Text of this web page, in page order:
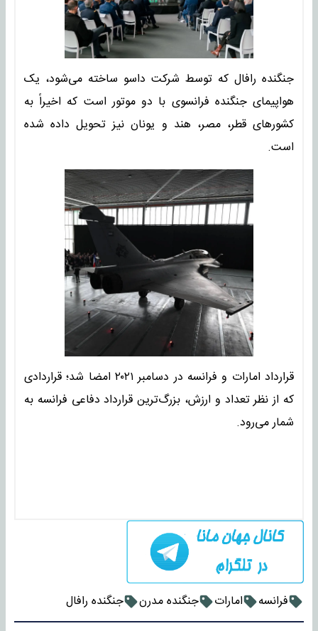
جنگنده رافال که توسط شرکت داسو ساخته می‌شود، یک
هواپیمای جنگنده فرانسوی با دو موتور است که اخیراً به
کشورهای قطر، مصر، هند و یونان نیز تحویل داده شده
است.
قرارداد امارات و فرانسه در دسامبر ۲۰۲۱ امضا شد؛ قراردادی
که از نظر تعداد و ارزش، بزرگ‌ترین قرارداد دفاعی فرانسه به
شمار می‌رود.
فرانسه امارات جنگنده مدرن جنگنده رافال